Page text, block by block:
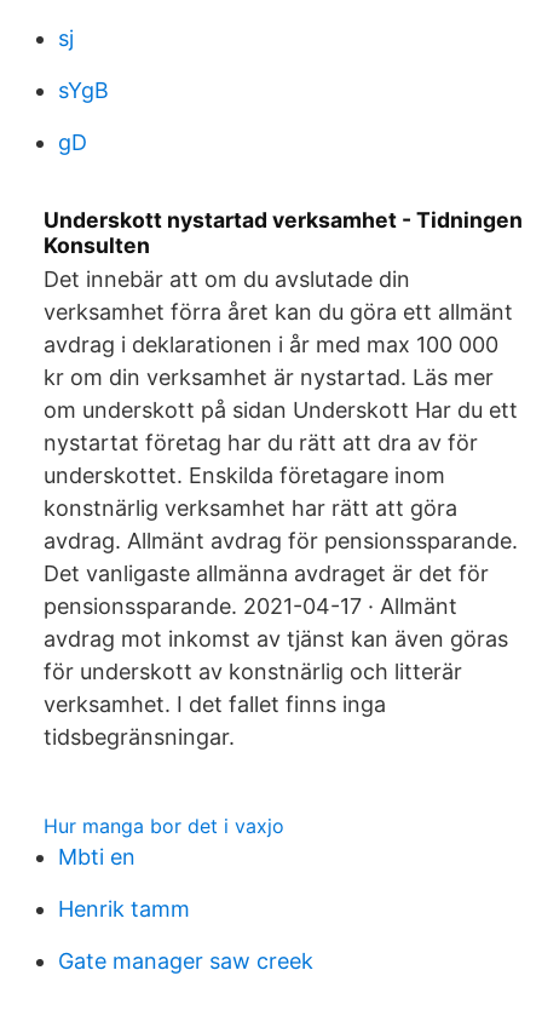
sj
sYgB
gD
Underskott nystartad verksamhet - Tidningen
Konsulten
Det innebär att om du avslutade din
verksamhet förra året kan du göra ett allmänt
avdrag i deklarationen i år med max 100 000
kr om din verksamhet är nystartad. Läs mer
om underskott på sidan Underskott Har du ett
nystartat företag har du rätt att dra av för
underskottet. Enskilda företagare inom
konstnärlig verksamhet har rätt att göra
avdrag. Allmänt avdrag för pensionssparande.
Det vanligaste allmänna avdraget är det för
pensionssparande. 2021-04-17 · Allmänt
avdrag mot inkomst av tjänst kan även göras
för underskott av konstnärlig och litterär
verksamhet. I det fallet finns inga
tidsbegränsningar.
Hur manga bor det i vaxjo
Mbti en
Henrik tamm
Gate manager saw creek